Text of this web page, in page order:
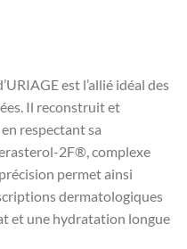
est l’allié idéal des
Il reconstruit et
respectant sa
2F®, complexe
permet ainsi
dermatologiques
et une hydratation longue